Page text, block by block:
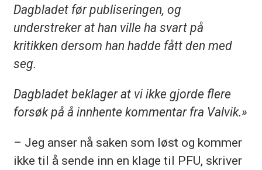
Dagbladet før publiseringen, og
understreker at han ville ha svart på
kritikken dersom han hadde fått den med
seg.
Dagbladet beklager at vi ikke gjorde flere
forsøk på å innhente kommentar fra Valvik.»
– Jeg anser nå saken som løst og kommer
ikke til å sende inn en klage til PFU, skriver